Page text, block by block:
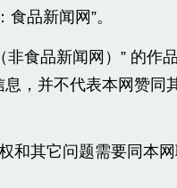
品新闻网”。
非食品新闻网）” 的作
，并不代表本网赞同
和其它问题需要同本